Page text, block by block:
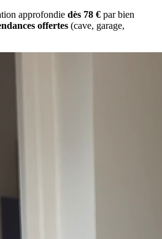
approfondie dès 78 € par bien
offertes (cave, garage,